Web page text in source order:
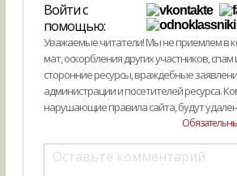
Войти с
помощью:
Уважаемые читатели! Мы не приемлем в
мат, оскорбления других участников, спам
сторонние ресурсы, враждебные
администрации и посетителей ресурса.
нарушающие правила сайта, будут